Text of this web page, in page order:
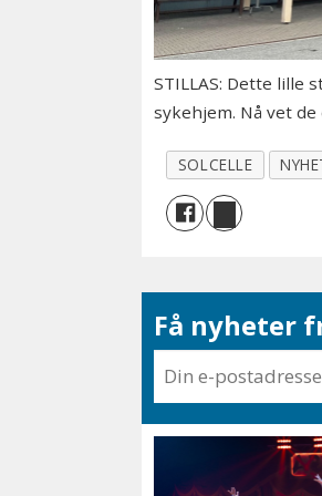
STILLAS: Dette lille
sykehjem. Nå vet de
SOLCELLE
Få nyheter